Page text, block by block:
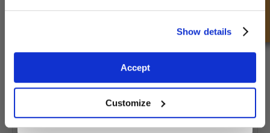
Show details
Accept
Customize
privacy policy.